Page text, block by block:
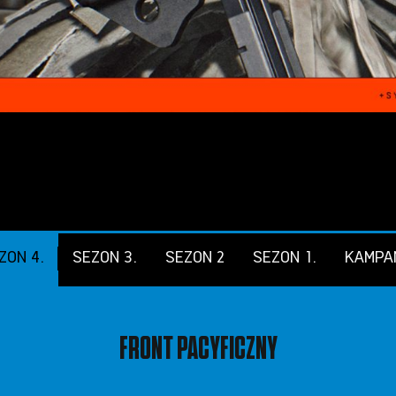
4. SEZON 3. SEZON 2 SEZON 1.
FRONT PACYFICZNY